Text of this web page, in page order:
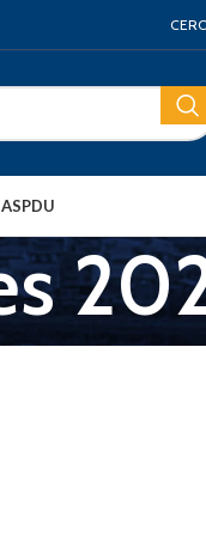
PDU